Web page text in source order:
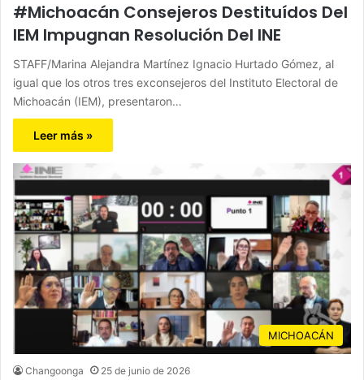
#Michoacán Consejeros Destituídos Del
IEM Impugnan Resolución Del INE
STAFF/Marina Alejandra Martínez Ignacio Hurtado Gómez, al
igual que los otros tres exconsejeros del Instituto Electoral de
Michoacán (IEM), presentaron…
Leer más »
MICHOACÁN
Changoonga 25 de junio de 2026